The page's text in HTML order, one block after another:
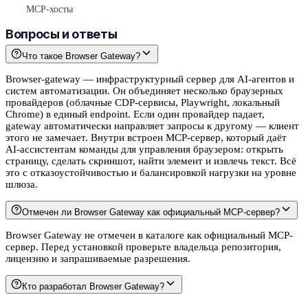
MCP-хосты
Вопросы и ответы
Что такое Browser Gateway?
Browser-gateway — инфраструктурный сервер для AI-агентов и
систем автоматизации. Он объединяет несколько браузерных
провайдеров (облачные CDP-сервисы, Playwright, локальный
Chrome) в единый endpoint. Если один провайдер падает,
gateway автоматически направляет запросы к другому — клиент
этого не замечает. Внутри встроен MCP-сервер, который даёт
AI-ассистентам команды для управления браузером: открыть
страницу, сделать скриншот, найти элемент и извлечь текст. Всё
это с отказоустойчивостью и балансировкой нагрузки на уровне
шлюза.
Отмечен ли Browser Gateway как официальный MCP-сервер?
Browser Gateway не отмечен в каталоге как официальный MCP-
сервер. Перед установкой проверьте владельца репозитория,
лицензию и запрашиваемые разрешения.
Кто разработал Browser Gateway?